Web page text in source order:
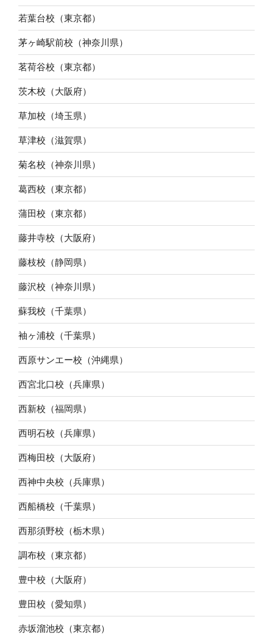
若葉台校（東京都）
茅ヶ崎駅前校（神奈川県）
茗荷谷校（東京都）
茨木校（大阪府）
草加校（埼玉県）
草津校（滋賀県）
菊名校（神奈川県）
葛西校（東京都）
蒲田校（東京都）
藤井寺校（大阪府）
藤枝校（静岡県）
藤沢校（神奈川県）
蘇我校（千葉県）
袖ヶ浦校（千葉県）
西原サンエー校（沖縄県）
西宮北口校（兵庫県）
西新校（福岡県）
西明石校（兵庫県）
西梅田校（大阪府）
西神中央校（兵庫県）
西船橋校（千葉県）
西那須野校（栃木県）
調布校（東京都）
豊中校（大阪府）
豊田校（愛知県）
赤坂溜池校（東京都）